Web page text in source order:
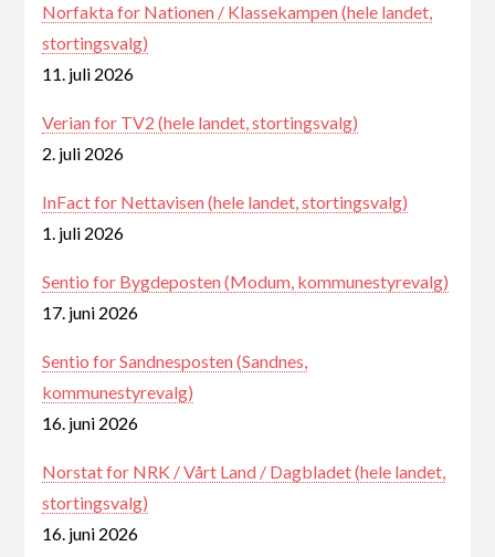
Norfakta for Nationen / Klassekampen (hele landet,
stortingsvalg)
11. juli 2026
Verian for TV2 (hele landet, stortingsvalg)
2. juli 2026
InFact for Nettavisen (hele landet, stortingsvalg)
1. juli 2026
Sentio for Bygdeposten (Modum, kommunestyrevalg)
17. juni 2026
Sentio for Sandnesposten (Sandnes,
kommunestyrevalg)
16. juni 2026
Norstat for NRK / Vårt Land / Dagbladet (hele landet,
stortingsvalg)
16. juni 2026